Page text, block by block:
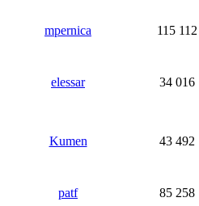
mpernica 115 112
elessar 34 016
Kumen 43 492
patf 85 258